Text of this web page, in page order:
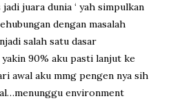
juara dunia ‘ yah simpulkan
dengan masalah
salah satu dasar
90% aku pasti lanjut ke
awal aku mmg pengen nya sih
environment